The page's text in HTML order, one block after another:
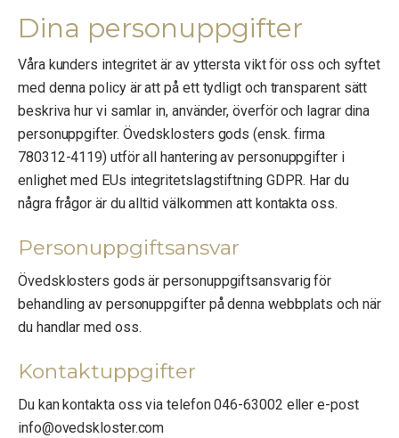
Dina personuppgifter
Våra kunders integritet är av yttersta vikt för oss och syftet
med denna policy är att på ett tydligt och transparent sätt
beskriva hur vi samlar in, använder, överför och lagrar dina
personuppgifter. Övedsklosters gods (ensk. firma
780312-4119) utför all hantering av personuppgifter i
enlighet med EUs integritetslagstiftning GDPR. Har du
några frågor är du alltid välkommen att kontakta oss.
Personuppgiftsansvar
Övedsklosters gods är personuppgiftsansvarig för
behandling av personuppgifter på denna webbplats och när
du handlar med oss.
Kontaktuppgifter
Du kan kontakta oss via telefon 046-63002 eller e-post
info@ovedskloster.com